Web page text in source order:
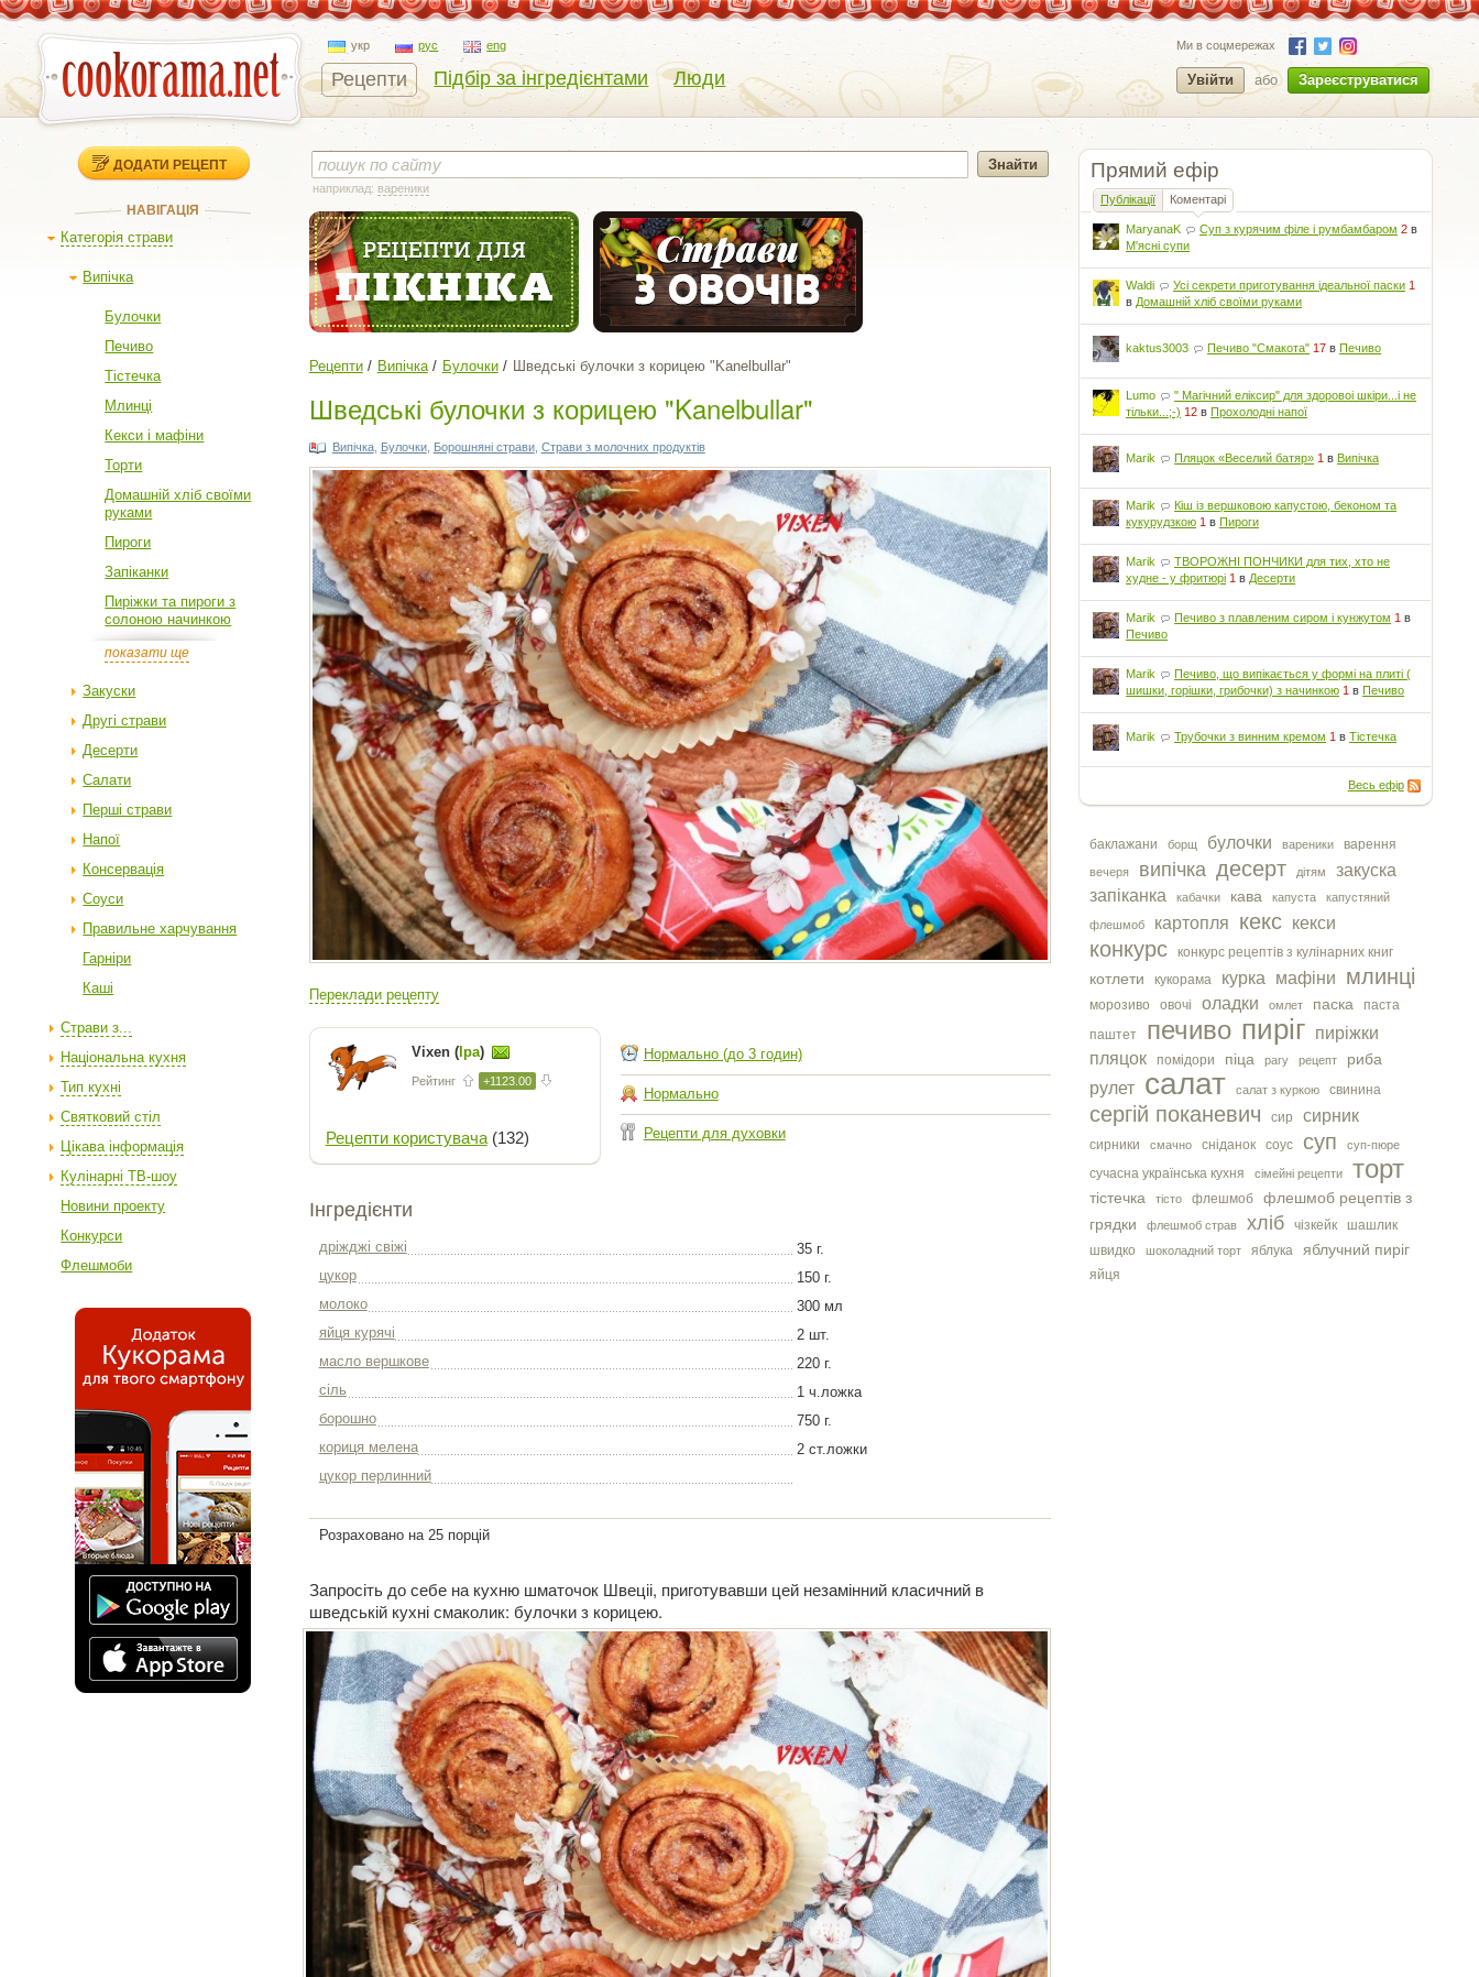
укр рус eng
Рецепти Підбір за інгредієнтами Люди
Ми в соцмережах
Увійти або Зареєструватися
ДОДАТИ РЕЦЕПТ
НАВІГАЦІЯ
Категорія страви
Випічка
Булочки
Печиво
Тістечка
Млинці
Кекси і мафіни
Торти
Домашній хліб своїми
руками
Пироги
Запіканки
Пиріжки та пироги з
солоною начинкою
показати ще
Закуски
Другі страви
Десерти
Салати
Перші страви
Напої
Консервація
Соуси
Правильне харчування
Гарніри
Каші
Страви з...
Національна кухня
Тип кухні
Святковий стіл
Цікава інформація
Кулінарні ТВ-шоу
Новини проекту
Конкурси
Флешмоби
Прямий ефір
Публікації Коментарі
MaryanaK Суп з курячим філе і румбамбаром 2 в
М'ясні супи
Waldi Усі секрети приготування ідеальної паски 1
в Домашній хліб своїми руками
kaktus3003 Печиво "Смакота" 17 вПечиво
Lumo
" Магічний еліксир" для здоровоі шкіри...і не
тільки...;-) 12 вПрохолодні напої
Marik Пляцок «Веселий батяр» 1 вВипічка
Marik
Кіш із вершковою капустою, беконом та
кукурудзкою 1 вПироги
Marik
ТВОРОЖНІ ПОНЧИКИ для тих, хто не
худне - у фритюрі 1 в Десерти
Marik Печиво з плавленим сиром і кунжутом 1 в
Печиво
Marik
Печиво, що випікається у формі на плиті (
шишки, горішки, грибочки) з начинкою 1 вПечиво
Marik Трубочки з винним кремом 1 вТістечка
Весь ефір
баклажани борщ булочки вареники варення
вечеря випічка десерт дітям
закуска
запіканка
кабачки кава капуста капустяний
флешмоб картопля кекс кекси
конкурс конкурс рецептів з кулінарних книг
котлети кукорама курка мафіни млинці
морозиво овочі оладки омлет паска
паста
паштет
печиво пиріг пиріжки
пляцок
помідори піца рагу рецепт риба
рулет салат салат з куркою свинина
сергiй поканевич сир сирник
сирники смачно сніданок соус суп суп-пюре
сучасна українська кухня сімейні рецепти торт
тістечка тісто флешмоб
флешмоб рецептів з
грядки
флешмоб страв хліб чізкейк
шашлик
швидко
шоколадний торт яблука яблучний пиріг
яйця
наприклад: вареники
Рецепти Випічка Булочки Шведські булочки з корицею "Kanelbullar"
Шведські булочки з корицею "Kanelbullar"
Випічка, Булочки, Борошняні страви, Страви з молочних продуктів
Переклади рецепту
Vixen (Іра)
Рейтинг +1123.00
Рецепти користувача(132)
Нормально (до 3 годин)
Нормально
Рецепти для духовки
Інгредієнти
дріжджі свіжі
35 г.
цукор
150 г.
молоко
300 мл
яйця курячі
2 шт.
масло вершкове
220 г.
сіль
1 ч.ложка
борошно
750 г.
кориця мелена
2 ст.ложки
цукор перлинний
Розраховано на 25 порцій
Запросіть до себе на кухню шматочок Швеціі, приготувавши цей незамінний класичний в
шведській кухні смаколик: булочки з корицею.